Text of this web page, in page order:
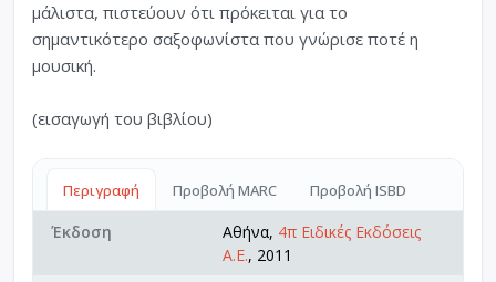
μάλιστα, πιστεύουν ότι πρόκειται για το
σημαντικότερο σαξοφωνίστα που γνώρισε ποτέ η
μουσική.
(εισαγωγή του βιβλίου)
Περιγραφή Προβολή MARC Προβολή ISBD
Έκδοση Αθήνα, 4π Ειδικές Εκδόσεις
Α.Ε., 2011